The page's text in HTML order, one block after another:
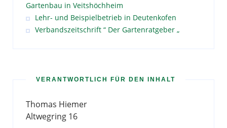
Gartenbau in Veitshöchheim
Lehr- und Beispielbetrieb in Deutenkofen
Verbandszeitschrift “ Der Gartenratgeber „
VERANTWORTLICH FÜR DEN INHALT
Thomas Hiemer
Altwegring 16